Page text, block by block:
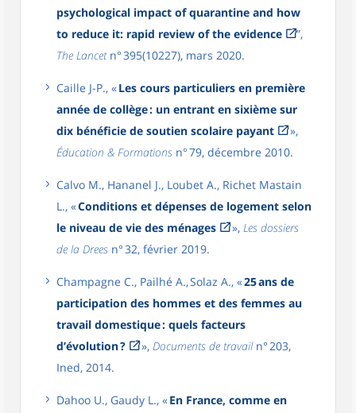
psychological impact of quarantine and how
to reduce it: rapid review of the evidence
”,
The Lancetn° 395(10227), mars 2020.
Caille J-P., «Les cours particuliers en première
année de collège : un entrant en sixième sur
dix bénéficie de soutien scolaire payant
»,
Éducation & Formations n° 79, décembre 2010.
Calvo M., Hananel J., Loubet A., Richet Mastain
L., «Conditions et dépenses de logement selon
le niveau de vie des ménages
», Les dossiers
de la Drees n° 32, février 2019.
Champagne C., Pailhé A., Solaz A., «25 ans de
participation des hommes et des femmes au
travail domestique : quels facteurs
d’évolution ?
», Documents de travail n° 203,
Ined, 2014.
Dahoo U., Gaudy L., «En France, comme en